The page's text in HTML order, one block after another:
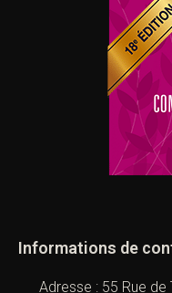
Informations de
Adresse : 55 Rue